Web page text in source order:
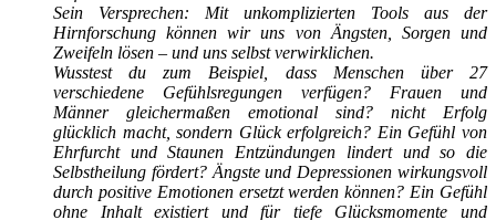
Sein Versprechen: Mit unkomplizierten Tools aus der
Hirnforschung können wir uns von Ängsten, Sorgen und
Zweifeln lösen – und uns selbst verwirklichen.
Wusstest du zum Beispiel, dass Menschen über 27
verschiedene Gefühlsregungen verfügen? Frauen und
Männer gleichermaßen emotional sind? nicht Erfolg
glücklich macht, sondern Glück erfolgreich? Ein Gefühl von
Ehrfurcht und Staunen Entzündungen lindert und so die
Selbstheilung fördert? Ängste und Depressionen wirkungsvoll
durch positive Emotionen ersetzt werden können? Ein Gefühl
ohne Inhalt existiert und für tiefe Glücksmomente und